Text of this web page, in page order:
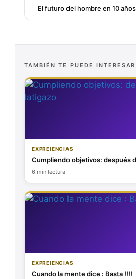
El futuro del hombre en 10
TAMBIÉN TE PUEDE INTERESAR
EXPREIENCIAS
Cumpliendo objetivos: después
6 min lectura
EXPREIENCIAS
Cuando la mente dice : Basta !!!!